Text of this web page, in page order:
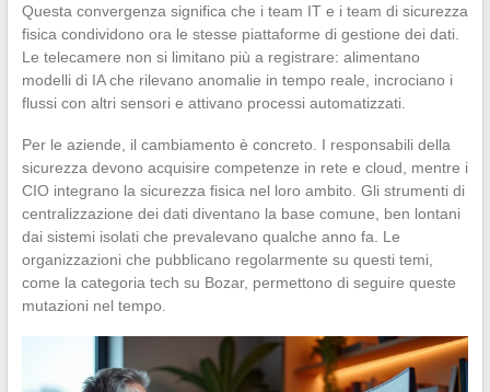
Questa convergenza significa che i team IT e i team di sicurezza
fisica condividono ora le stesse piattaforme di gestione dei dati.
Le telecamere non si limitano più a registrare: alimentano
modelli di IA che rilevano anomalie in tempo reale, incrociano i
flussi con altri sensori e attivano processi automatizzati.
Per le aziende, il cambiamento è concreto. I responsabili della
sicurezza devono acquisire competenze in rete e cloud, mentre i
CIO integrano la sicurezza fisica nel loro ambito. Gli strumenti di
centralizzazione dei dati diventano la base comune, ben lontani
dai sistemi isolati che prevalevano qualche anno fa. Le
organizzazioni che pubblicano regolarmente su questi temi,
come la categoria tech su Bozar, permettono di seguire queste
mutazioni nel tempo.